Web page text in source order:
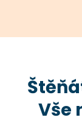
Vše